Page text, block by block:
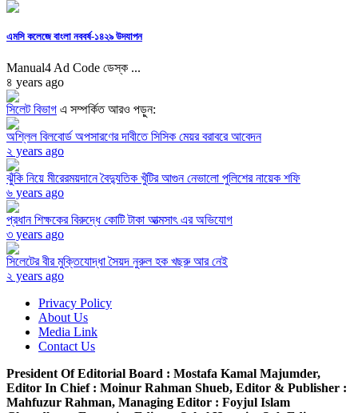
এমসি কলেজে বাংলা নববর্ষ-১৪২৯ উদযাপন
Manual4 Ad Code ডেস্ক ...
৪ years ago
সিলেট বিভাগ এ সম্পর্কিত আরও পড়ুন:
অশ্লিল বিলবোর্ড অপসারণের দাবীতে সিসিক মেয়র বরাবরে আবেদন
২ years ago
ঝুঁকি নিয়ে মীরেরময়দানে বৈদ্যুতিক খুঁটির আগুন নেভালো পুলিশের নায়েক শফি
৬ years ago
প্রধান শিক্ষকের বিরুদ্ধে কোটি টাকা আত্মসাৎ এর অভিযোগ
৩ years ago
সিলেটের বীর মুক্তিযোদ্ধা সৈয়দ নুরুল হক খছরু আর নেই
২ years ago
Privacy Policy
About Us
Media Link
Contact Us
President Of Editorial Board : Mostafa Kamal Majumder,
Editor In Chief : Moinur Rahman Shueb, Editor & Publisher :
Mahfuzur Rahman, Managing Editor : Foyjul Islam